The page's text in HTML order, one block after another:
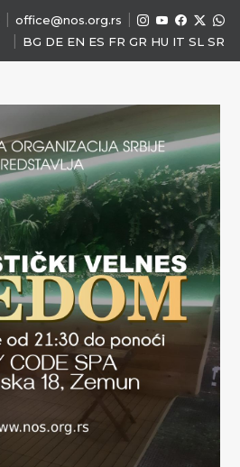
office@nos.org.rs
BG DE EN ES FR GR HU IT SL SR